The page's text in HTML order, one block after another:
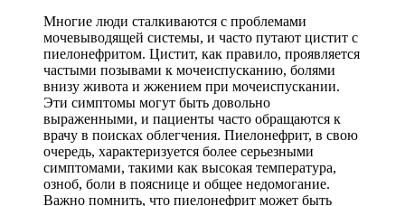
Многие люди сталкиваются с проблемами
мочевыводящей системы, и часто путают цистит с
пиелонефритом. Цистит, как правило, проявляется
частыми позывами к мочеиспусканию, болями
внизу живота и жжением при мочеиспускании.
Эти симптомы могут быть довольно
выраженными, и пациенты часто обращаются к
врачу в поисках облегчения. Пиелонефрит, в свою
очередь, характеризуется более серьезными
симптомами, такими как высокая температура,
озноб, боли в пояснице и общее недомогание.
Важно помнить, что пиелонефрит может быть